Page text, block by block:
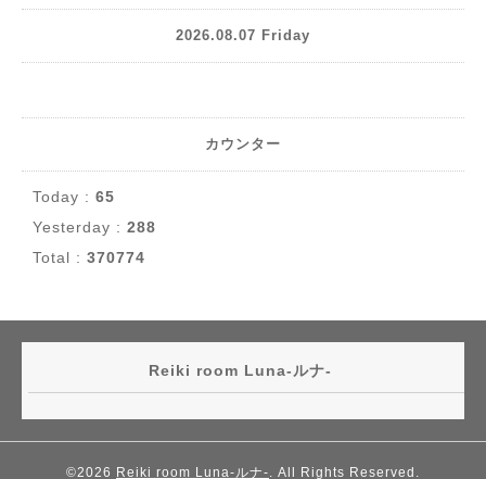
2026.08.07 Friday
カウンター
Today : 65
Yesterday : 288
Total : 370774
Reiki room Luna-ルナ-
©2026 Reiki room Luna-ルナ- . All Rights Reserved.